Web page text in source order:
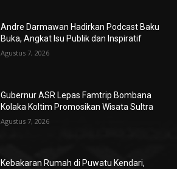
Andre Darmawan Hadirkan Podcast Baku
Buka, Angkat Isu Publik dan Inspiratif
Agustus 7, 2026
Gubernur ASR Lepas Famtrip Bombana
Kolaka Koltim Promosikan Wisata Sultra
Agustus 7, 2026
Kebakaran Rumah di Puwatu Kendari,